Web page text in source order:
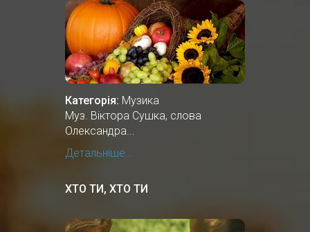
Категорія: Музика
Муз. Віктора Сушка, слова
Олександра...
Детальніше...
ХТО ТИ, ХТО ТИ